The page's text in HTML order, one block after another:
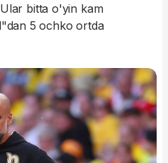
bitta o'yin kam
5 ochko ortda